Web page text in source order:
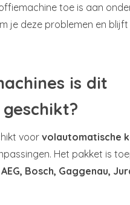
toe is aan
je deze problemen en
is dit
voor volautomatische
Het pakket is
AEG, Bosch, Gaggenau,